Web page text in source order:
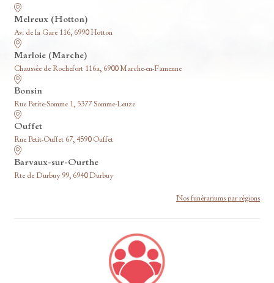
Melreux (Hotton)
Av. de la Gare 116, 6990 Hotton
Marloie (Marche)
Chaussée de Rochefort 116a, 6900 Marche-en-Famenne
Bonsin
Rue Petite-Somme 1, 5377 Somme-Leuze
Ouffet
Rue Petit-Ouffet 67, 4590 Ouffet
Barvaux-sur-Ourthe
Rte de Durbuy 99, 6940 Durbuy
Nos funérariums par régions